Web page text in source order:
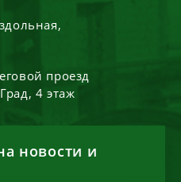
проезд
4 этаж
новости и